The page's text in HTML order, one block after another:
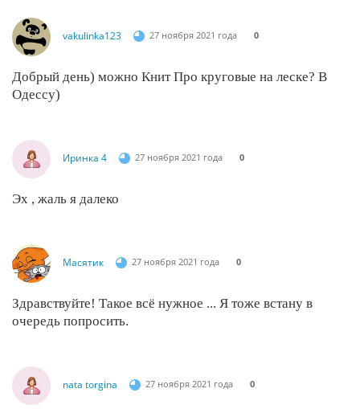
vakulinka123 27 ноября 2021 года 0
Добрый день) можно Книт Про круговые на леске? В
Одессу)
Иринка 4 27 ноября 2021 года 0
Эх , жаль я далеко
Масятик 27 ноября 2021 года 0
Здравствуйте! Такое всё нужное ... Я тоже встану в
очередь попросить.
nata torgina 27 ноября 2021 года 0